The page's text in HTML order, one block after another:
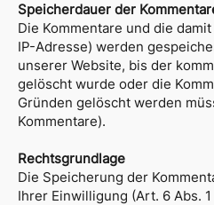
Speicherdauer der
Die Kommentare und die
IP-Adresse) werden
unserer Website, bis der
gelöscht wurde oder die
Gründen gelöscht werden
Kommentare).
Rechtsgrundlage
Die Speicherung der
Ihrer Einwilligung (Art. 6 Abs.